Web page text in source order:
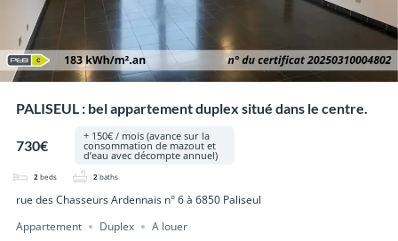
PALISEUL : bel appartement duplex situé dans le centre.
730€
+ 150€ / mois (avance sur la
consommation de mazout et
d’eau avec décompte annuel)
2 beds 2 baths
rue des Chasseurs Ardennais n° 6 à 6850 Paliseul
Appartement
Duplex A louer